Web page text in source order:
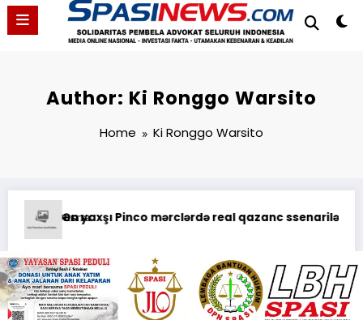
Author: Ki Ronggo Warsito
Home Ki Ronggo Warsito
Maksimal, Direksi Jasa Raharja Tinjau Korban
Możliwości